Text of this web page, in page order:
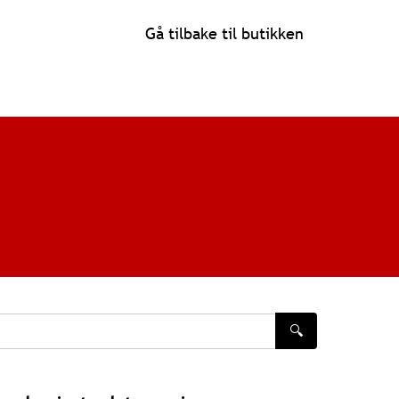
Gå tilbake til butikken
🔍